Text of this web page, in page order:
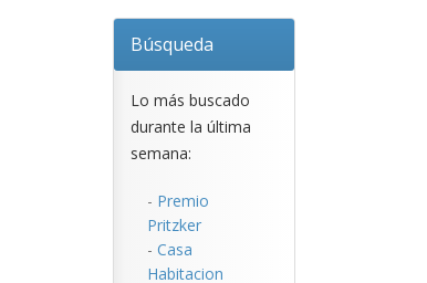
Búsqueda
Lo más buscado
durante la última
semana:
- Premio
Pritzker
- Casa
Habitacion